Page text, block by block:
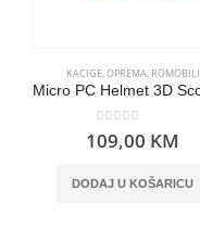
KACIGE,OPREMA, ROMOBILI
0 out of 5
109,00 KM
DODAJ U KOŠARICU